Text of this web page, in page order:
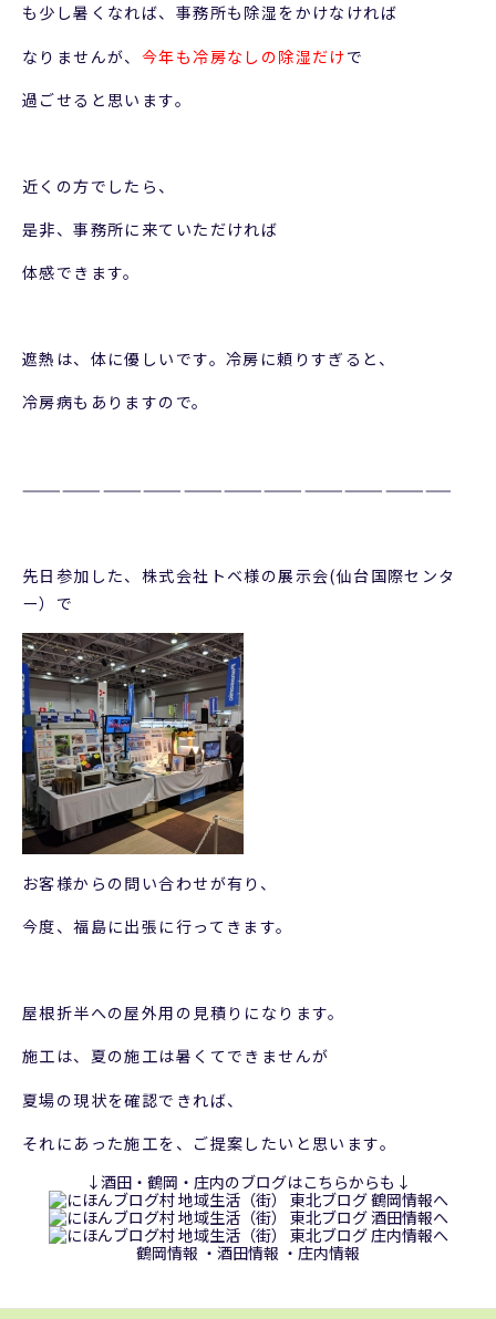
も少し暑くなれば、事務所も除湿をかけなければ
なりませんが、 今年も冷房なしの除湿だけで
過ごせると思います。
近くの方でしたら、
是非、事務所に来ていただければ
体感できます。
遮熱は、体に優しいです。冷房に頼りすぎると、
冷房病もありますので。
————————————————————————————————
先日参加した、株式会社トベ様の展示会(仙台国際センタ
ー）で
お客様からの問い合わせが有り、
今度、福島に出張に行ってきます。
屋根折半への屋外用の見積りになります。
施工は、夏の施工は暑くてできませんが
夏場の現状を確認できれば、
それにあった施工を、ご提案したいと思います。
↓酒田・鶴岡・庄内のブログはこちらからも↓
鶴岡情報 ・ 酒田情報 ・ 庄内情報